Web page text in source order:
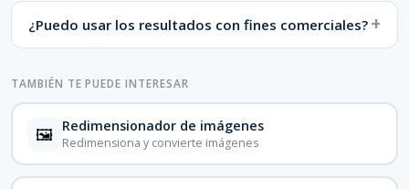
¿Puedo usar los resultados con fines comerciales?
TAMBIÉN TE PUEDE INTERESAR
🖼 Redimensionador de imágenes
Redimensiona y convierte imágenes